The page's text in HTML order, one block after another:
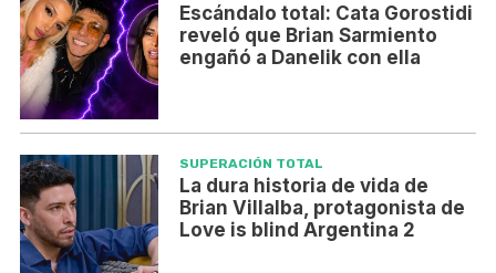
Escándalo total: Cata Gorostidi
reveló que Brian Sarmiento
engañó a Danelik con ella
SUPERACIÓN TOTAL
La dura historia de vida de
Brian Villalba, protagonista de
Love is blind Argentina 2